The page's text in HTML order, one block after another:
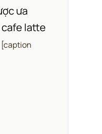
ưa
latte
[caption